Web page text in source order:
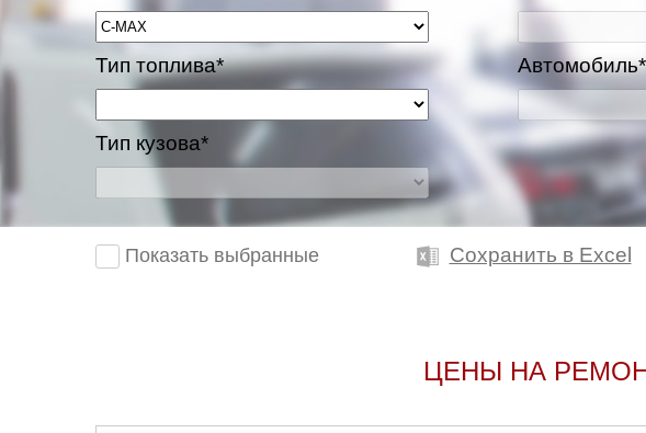
Тип топлива*
Тип кузова*
Автомобиль*
Показать выбранные Сохранить в Excel
ЦЕНЫ НА